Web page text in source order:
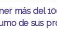
más del
de sus